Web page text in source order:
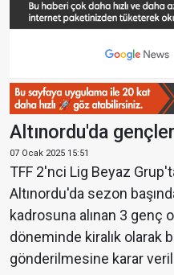
Altınordu'da
07 Ocak 2025 15:51
TFF 2'nci Lig Beyaz
Altınordu'da sezon
kadrosuna alınan 3 genç
döneminde kiralık olarak
gönderilmesine karar